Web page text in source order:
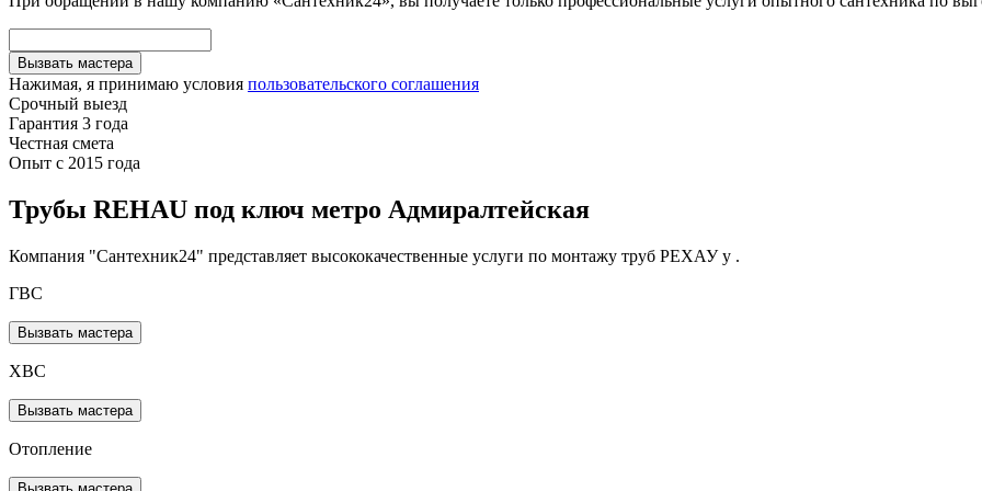
Вызвать мастера
Нажимая, я принимаю условия пользовательского соглашения
Срочный выезд
Гарантия 3 года
Честная смета
Опыт с 2015 года
Трубы REHAU под ключ метро Адмиралтейская
Компания "Сантехник24" представляет высококачественные услуги по монтажу труб РЕХАУ у .
ГВС
Вызвать мастера
ХВС
Вызвать мастера
Отопление